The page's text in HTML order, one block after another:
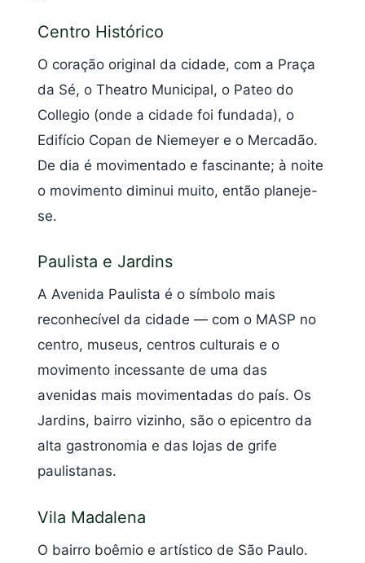
Centro Histórico
O coração original da cidade, com a Praça
da Sé, o Theatro Municipal, o Pateo do
Collegio (onde a cidade foi fundada), o
Edifício Copan de Niemeyer e o Mercadão.
De dia é movimentado e fascinante; à noite
o movimento diminui muito, então planeje-
se.
Paulista e Jardins
A Avenida Paulista é o símbolo mais
reconhecível da cidade — com o MASP no
centro, museus, centros culturais e o
movimento incessante de uma das
avenidas mais movimentadas do país. Os
Jardins, bairro vizinho, são o epicentro da
alta gastronomia e das lojas de grife
paulistanas.
Vila Madalena
O bairro boêmio e artístico de São Paulo.